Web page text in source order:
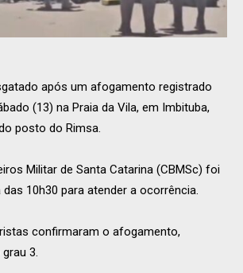
após um afogamento registrado
(13) na Praia da Vila, em Imbituba,
posto do Rimsa.
Militar de Santa Catarina (CBMSc) foi
10h30 para atender a ocorrência.
confirmaram o afogamento,
3.